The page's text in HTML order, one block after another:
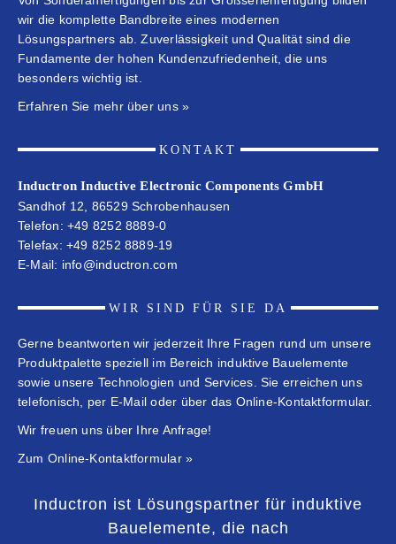
wir die komplette Bandbreite eines modernen
Lösungspartners ab. Zuverlässigkeit und Qualität sind die
Fundamente der hohen Kundenzufriedenheit, die uns
besonders wichtig ist.
Erfahren Sie mehr über uns »
KONTAKT
Inductron Inductive Electronic Components GmbH
Sandhof 12, 86529 Schrobenhausen
Telefon:+49 8252 8889-0
Telefax: +49 8252 8889-19
E-Mail: info@inductron.com
WIR SIND FÜR SIE DA
Gerne beantworten wir jederzeit Ihre Fragen rund um unsere
Produktpalette speziell im Bereich induktive Bauelemente
sowie unsere Technologien und Services. Sie erreichen uns
telefonisch, per E-Mail oder über das Online-Kontaktformular.
Wir freuen uns über Ihre Anfrage!
Zum Online-Kontaktformular »
Inductron ist Lösungspartner für induktive
Bauelemente, die nach